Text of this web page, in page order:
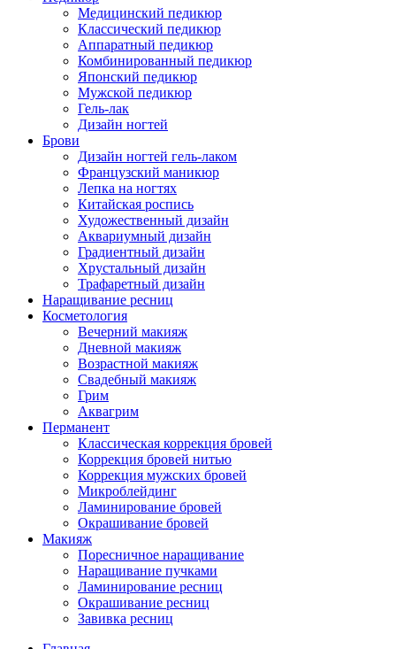
Медицинский педикюр
Классический педикюр
Аппаратный педикюр
Комбинированный педикюр
Японский педикюр
Мужской педикюр
Гель-лак
Дизайн ногтей
Брови
Дизайн ногтей гель-лаком
Французский маникюр
Лепка на ногтях
Китайская роспись
Художественный дизайн
Аквариумный дизайн
Градиентный дизайн
Хрустальный дизайн
Трафаретный дизайн
Наращивание ресниц
Косметология
Вечерний макияж
Дневной макияж
Возрастной макияж
Свадебный макияж
Грим
Аквагрим
Перманент
Классическая коррекция бровей
Коррекция бровей нитью
Коррекция мужских бровей
Микроблейдинг
Ламинирование бровей
Окрашивание бровей
Макияж
Поресничное наращивание
Наращивание пучками
Ламинирование ресниц
Окрашивание ресниц
Завивка ресниц